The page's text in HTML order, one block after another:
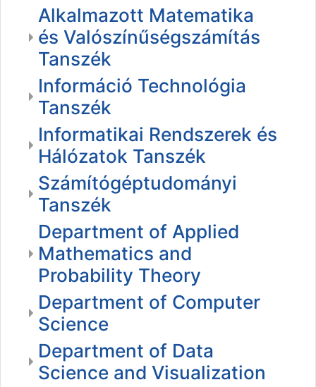
Alkalmazott Matematika
és Valószínűségszámítás
Tanszék
Információ Technológia
Tanszék
Informatikai Rendszerek és
Hálózatok Tanszék
Számítógéptudományi
Tanszék
Department of Applied
Mathematics and
Probability Theory
Department of Computer
Science
Department of Data
Science and Visualization